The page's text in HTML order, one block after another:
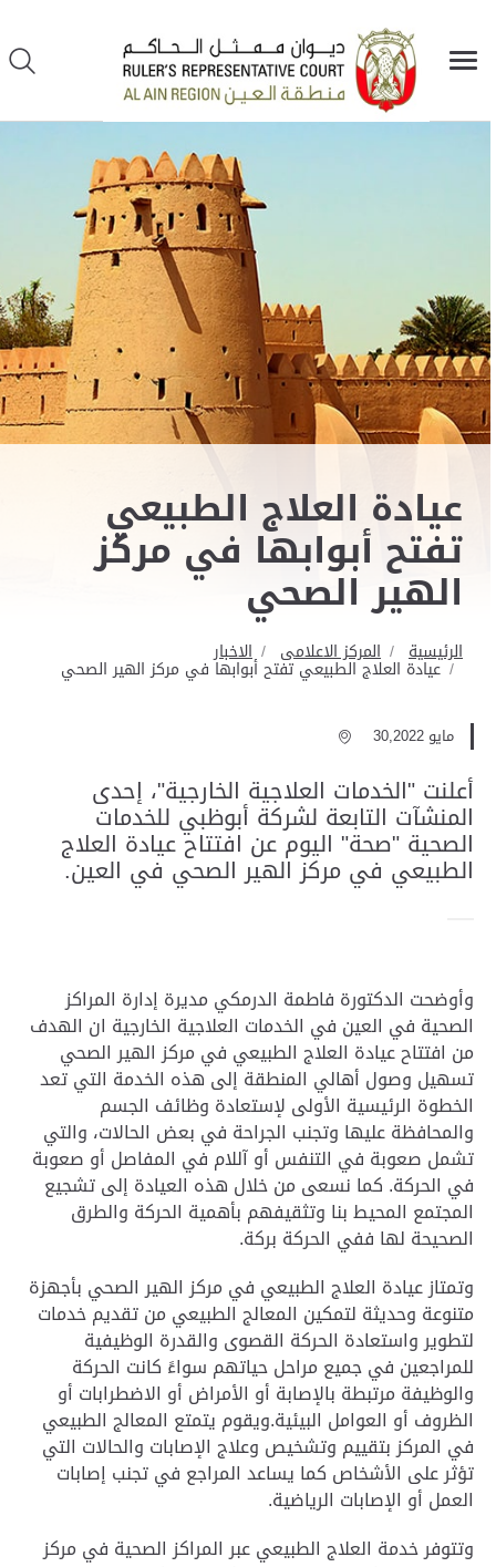
عيادة العلاج الطبيعي
تفتح أبوابها في مركز
الهير الصحي
الرئيسية المركز الاعلامى الاخبار
عيادة العلاج الطبيعي تفتح أبوابها في مركز الهير الصحي
مايو 30,2022
أعلنت "الخدمات العلاجية الخارجية"، إحدى
المنشآت التابعة لشركة أبوظبي للخدمات
الصحية "صحة" اليوم عن افتتاح عيادة العلاج
الطبيعي في مركز الهير الصحي في العين.
وأوضحت الدكتورة فاطمة الدرمكي مديرة إدارة المراكز
الصحية في العين في الخدمات العلاجية الخارجية ان الهدف
من افتتاح عيادة العلاج الطبيعي في مركز الهير الصحي
تسهيل وصول أهالي المنطقة إلى هذه الخدمة التي تعد
الخطوة الرئيسية الأولى لإستعادة وظائف الجسم
والمحافظة عليها وتجنب الجراحة في بعض الحالات، والتي
تشمل صعوبة في التنفس أو آللام في المفاصل أو صعوبة
في الحركة. كما نسعى من خلال هذه العيادة إلى تشجيع
المجتمع المحيط بنا وتثقيفهم بأهمية الحركة والطرق
الصحيحة لها ففي الحركة بركة.
وتمتاز عيادة العلاج الطبيعي في مركز الهير الصحي بأجهزة
متنوعة وحديثة لتمكين المعالج الطبيعي من تقديم خدمات
لتطوير واستعادة الحركة القصوى والقدرة الوظيفية
للمراجعين في جميع مراحل حياتهم سواءً كانت الحركة
والوظيفة مرتبطة بالإصابة أو الأمراض أو الاضطرابات أو
الظروف أو العوامل البيئية.ويقوم يتمتع المعالج الطبيعي
في المركز بتقييم وتشخيص وعلاج الإصابات والحالات التي
تؤثر على الأشخاص كما يساعد المراجع في تجنب إصابات
العمل أو الإصابات الرياضية.
وتتوفر خدمة العلاج الطبيعي عبر المراكز الصحية في مركز